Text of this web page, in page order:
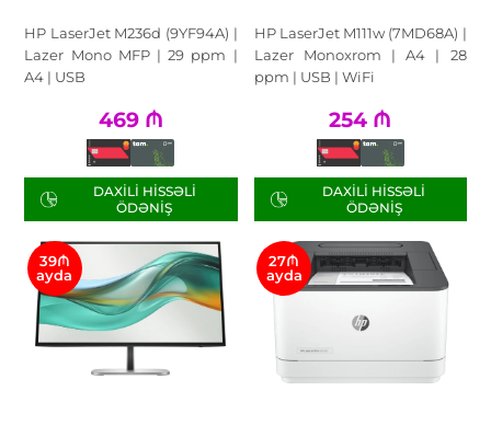
HP LaserJet M236d (9YF94A) |
Lazer Mono MFP | 29 ppm |
A4 | USB
469 ₼
DAXILI HISSƏLI
ÖDƏNIŞ
HP LaserJet M111w (7MD68A) |
Lazer Monoxrom | A4 | 28
ppm | USB | WiFi
254 ₼
DAXILI HISSƏLI
ÖDƏNIŞ
39₼
ayda
27₼
ayda